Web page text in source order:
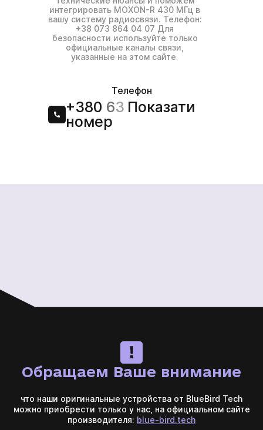
интегрировать MOXON-R 430 МГц в
вашу систему радиосвязи. Телефон:
+38 073 864 04 07 Для
безопасности используйте только
официальные каналы связи,
указанные на этом сайте.
Телефон
+380 63 Показати
номер
Обращаем Ваше внимание
что наши оригинальные устройства от BlueBird Tech
можно приобрести только у нас, на официальном сайте
производителя: blue-bird.tech